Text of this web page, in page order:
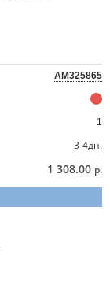
AM325865
1
3-4дн.
1 308.00 р.